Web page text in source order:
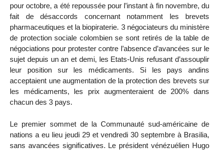
pour octobre, a été repoussée pour l’instant à fin novembre, du
fait de désaccords concernant notamment les brevets
pharmaceutiques et la biopiraterie. 3 négociateurs du ministère
de protection sociale colombien se sont retirés de la table de
négociations pour protester contre l’absence d’avancées sur le
sujet depuis un an et demi, les Etats-Unis refusant d’assouplir
leur position sur les médicaments. Si les pays andins
acceptaient une augmentation de la protection des brevets sur
les médicaments, les prix augmenteraient de 200% dans
chacun des 3 pays.
Le premier sommet de la Communauté sud-américaine de
nations a eu lieu jeudi 29 et vendredi 30 septembre à Brasilia,
sans avancées significatives. Le président vénézuélien Hugo